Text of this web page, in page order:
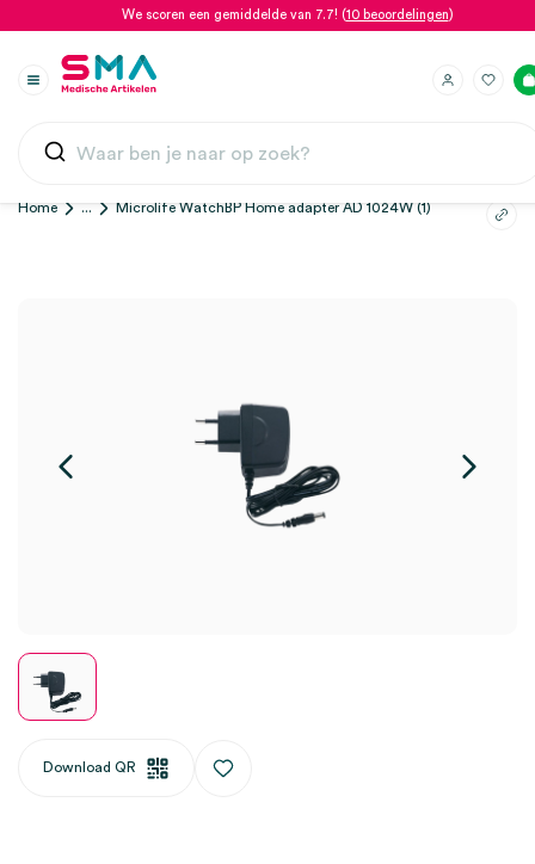
We scoren een gemiddelde van 7.7! (10 beoordelingen)
Home ... Microlife WatchBP Home adapter AD 1024W (1)
Download QR